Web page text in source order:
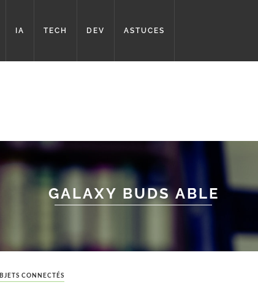
IA TECH DEV ASTUCES
GALAXY BUDS ABLE
OBJETS CONNECTÉS